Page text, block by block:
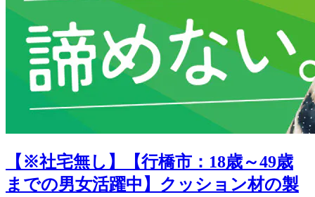
【※社宅無し】【行橋市：18歳～49歳
までの男女活躍中】クッション材の製